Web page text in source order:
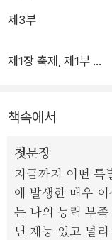
수수께끼에 싸인 젊은
구와 러시아, 자유주
천착했던 주제들을 심
이 작품이 탄생한 직
서 실제로 일어난 <네차예프 사건>이었다. 모스끄바의 대학생
네차예프가 당시 대
밀 혁명 조직을 만들
제3부
제1장 축제, 제1부
책속에서
첫문장
지금까지 어떤 특
에 발생한 매우
는 나의 능력 부
닌 재능 있고 널